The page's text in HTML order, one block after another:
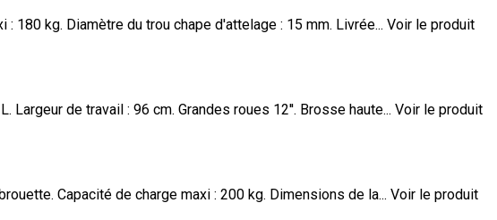
: 180 kg. Diamètre du trou chape d'attelage : 15 mm. Livrée... Voir le produit
Largeur de travail : 96 cm. Grandes roues 12''. Brosse haute... Voir le produit
Capacité de charge maxi : 200 kg. Dimensions de la... Voir le produit